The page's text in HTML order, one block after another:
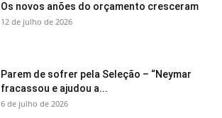
Os novos anões do orçamento cresceram
12 de julho de 2026
Parem de sofrer pela Seleção – “Neymar
fracassou e ajudou a...
6 de julho de 2026